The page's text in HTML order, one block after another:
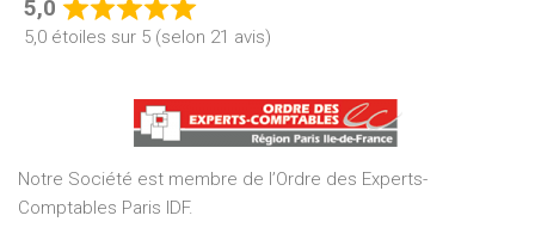
5,0
Rated
5,0
of
5
5,0 étoiles sur 5 (selon 21 avis)
Notre Société est membre de l’Ordre des Experts-
Comptables Paris IDF.